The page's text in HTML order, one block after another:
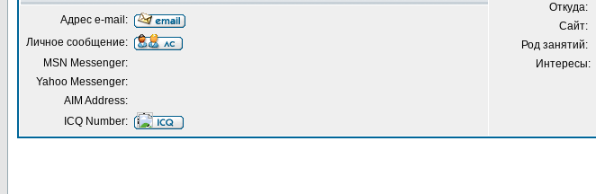
Откуда:
Сайт:
Род занятий:
Интересы:
Адрес e-mail:
Личное сообщение:
MSN Messenger:
Yahoo Messenger:
AIM Address:
ICQ Number: